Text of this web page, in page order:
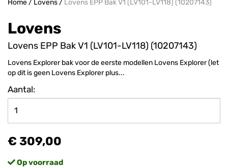
Home/ Lovens/ Lovens EPP Bak V1 (LV101-LV118) (10207143)
Lovens
Lovens EPP Bak V1 (LV101-LV118) (10207143)
Lovens Explorer bak voor de eerste modellen Lovens Explorer (let
op dit is geen Lovens Explorer plus...
Aantal:
€ 309,00
Op voorraad